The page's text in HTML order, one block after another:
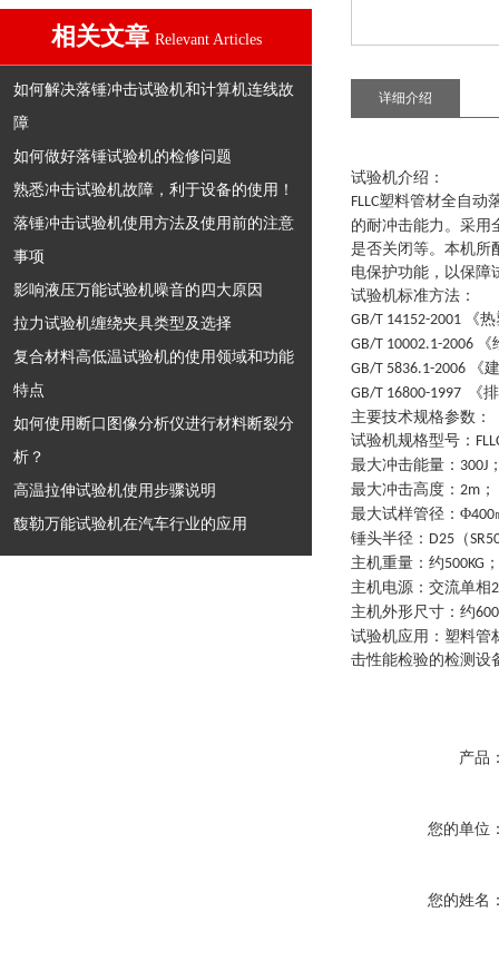
相关文章 Relevant Articles
如何解决落锤冲击试验机和计算机连线故
障
如何做好落锤试验机的检修问题
熟悉冲击试验机故障，利于设备的使用！
落锤冲击试验机使用方法及使用前的注意
事项
影响液压万能试验机噪音的四大原因
拉力试验机缠绕夹具类型及选择
复合材料高低温试验机的使用领域和功能
特点
如何使用断口图像分析仪进行材料断裂分
析？
高温拉伸试验机使用步骤说明
馥勒万能试验机在汽车行业的应用
详细介绍
试验机介绍 ：
FLLC塑料管材全自动
的耐冲击能力。采用
是否关闭等。本机所
电保护功能，以保障
试验机标准方法 ：
GB/T 14152-2001
《
GB/T 10002.1-2006
GB/T 5836.1-2006
《
GB/T 16800-1997
《
主要技术规格参数 ：
试验机规格型号 ：
最大冲击能量 ： 300J
最大冲击高度 ： 2m ；
最大试样管径 ： Φ400
锤头半径 ： D25 （
主机重量 ： 约500KG ；
主机电源 ： 交流单相
主机外形尺寸 ： 约600
试验机应用 ： 塑料管
击性能检验的检测设
产品
您的单位
您的姓名